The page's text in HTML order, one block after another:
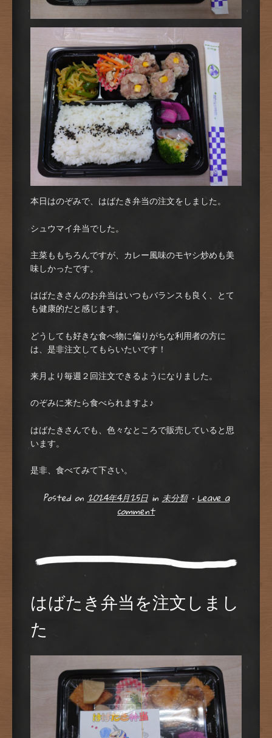
本日はのぞみで、はばたき弁当の注文をしました。
シュウマイ弁当でした。
主菜ももちろんですが、カレー風味のモヤシ炒めも美
味しかったです。
はばたきさんのお弁当はいつもバランスも良く、とて
も健康的だと感じます。
どうしても好きな食べ物に偏りがちな利用者の方に
は、是非注文してもらいたいです！
来月より毎週２回注文できるようになりました。
のぞみに来たら食べられますよ♪
はばたきさんでも、色々なところで販売していると思
います。
是非、食べてみて下さい。
Posted on2024年4月25日 in未分類 •Leave a
comment
はばたき弁当を注文しまし
た